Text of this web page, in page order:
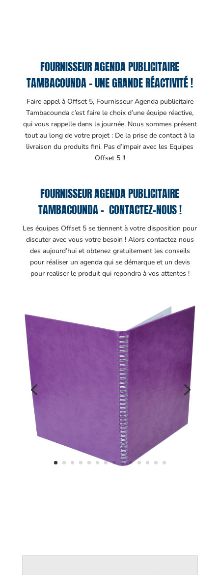
FOURNISSEUR AGENDA PUBLICITAIRE
TAMBACOUNDA – UNE GRANDE RÉACTIVITÉ !
Faire appel à Offset 5, Fournisseur Agenda publicitaire
Tambacounda c’est faire le choix d’une équipe réactive,
qui vous rappelle dans la journée. Nous sommes présent
tout au long de votre projet : De la prise de contact à la
livraison du produits fini. Pas d’impair avec les Equipes
Offset 5 !!
FOURNISSEUR AGENDA PUBLICITAIRE
TAMBACOUNDA – CONTACTEZ-NOUS !
Les équipes Offset 5 se tiennent à votre disposition pour
discuter avec vous votre besoin ! Alors contactez nous
des aujourd’hui et obtenez gratuitement les conseils
pour réaliser un agenda qui se démarque et un devis
pour realiser le produit qui repondra à vos attentes !